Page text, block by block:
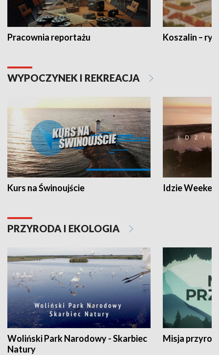
Pracownia reportażu Koszalin –
WYPOCZYNEK I REKREACJA
Kurs na Świnoujście Idzie
PRZYRODA I EKOLOGIA
Woliński Park Narodowy - Skarbiec
Natury
Misja